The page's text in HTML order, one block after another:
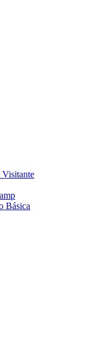
Visitante
Básica